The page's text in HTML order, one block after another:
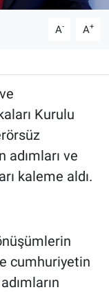
A- A+
Kurulu
adımları ve
kaleme aldı.
cumhuriyetin